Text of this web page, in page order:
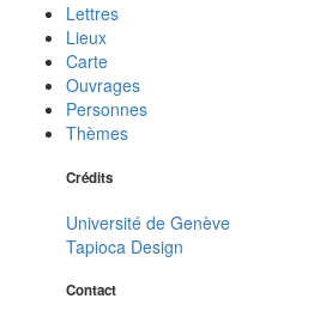
Lettres
Lieux
Carte
Ouvrages
Personnes
Thèmes
Crédits
Université de Genève
Tapioca Design
Contact